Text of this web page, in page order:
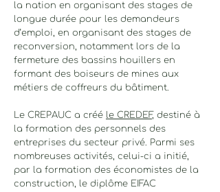
la nation en organisant des stages de
longue durée pour les demandeurs
d’emploi, en organisant des stages de
reconversion, notamment lors de la
fermeture des bassins houillers en
formant des boiseurs de mines aux
métiers de coffreurs du bâtiment.
Le CREPAUC a créé le CREDEF, destiné à
la formation des personnels des
entreprises du secteur privé. Parmi ses
nombreuses activités, celui-ci a initié,
par la formation des économistes de la
construction, le diplôme EIFAC